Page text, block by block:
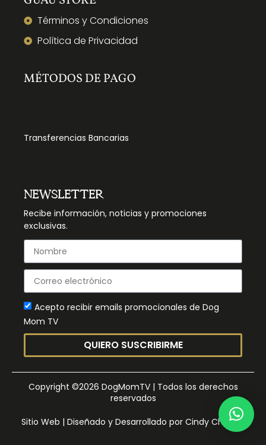
Términos y Condiciones
Política de Privacidad
MÉTODOS DE PAGO
Transferencias Bancarias
NEWSLETTER
Recibe información, noticias y promociones
exclusivas.
Acepto recibir emails promocionales de Dog
Mom TV
QUIERO SUSCRIBIRME
Copyright ©2026 DogMomTV | Todos los derechos
reservados
Sitio Web | Diseñado y Desarrollado por Cindy Charvet